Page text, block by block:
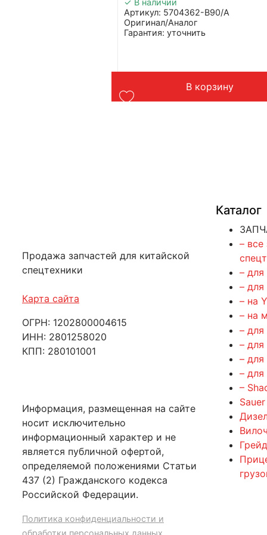
✓ В наличии
Артикул: 5704362-B90/A
Оригинал/Аналог
Гарантия: уточнить
Вес: 1 кг
В корзину
Продажа запчастей для китайской
спецтехники
Карта сайта
ОГРН: 1202800004615
ИНН: 2801258020
КПП: 280101001
Информация, размещенная на сайте
носит исключительно
информационный характер и не
является публичной офертой,
определяемой положениями Статьи
437 (2) Гражданского кодекса
Российской Федерации.
Политика конфиденциальности и
обработки персональных данных
Каталог
– все
– для
–
– на
– на
–
–
– для
–
–